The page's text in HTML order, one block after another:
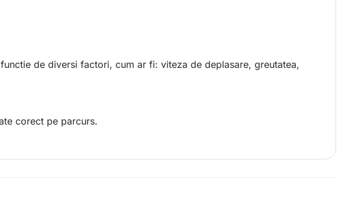
de diversi factori, cum ar fi: viteza de deplasare, greutatea,
corect pe parcurs.